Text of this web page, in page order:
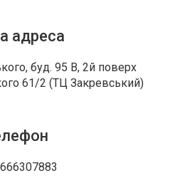
адреса
буд. 95 В, 2й поверх
61/2 (ТЦ Закревський)